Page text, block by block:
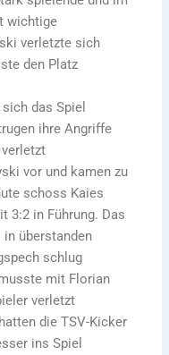
wichtige
verletzte sich
den Platz
das Spiel
ihre Angriffe
vor und kamen zu
schoss Kaies
3:2 in Führung. Das
in überstanden
schlug
mit Florian
verletzt
die TSV-Kicker
ins Spiel